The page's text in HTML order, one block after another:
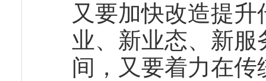
又要加快改造提
业、新业态、新
间，又要着力在